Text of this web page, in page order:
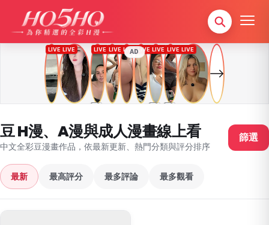
AD
豆 H漫、A漫與成人漫畫線上看
中文全彩豆漫畫作品，依最新更新、熱門分類與評分排序
篩選
最新 最高評分 最多評論 最多觀看